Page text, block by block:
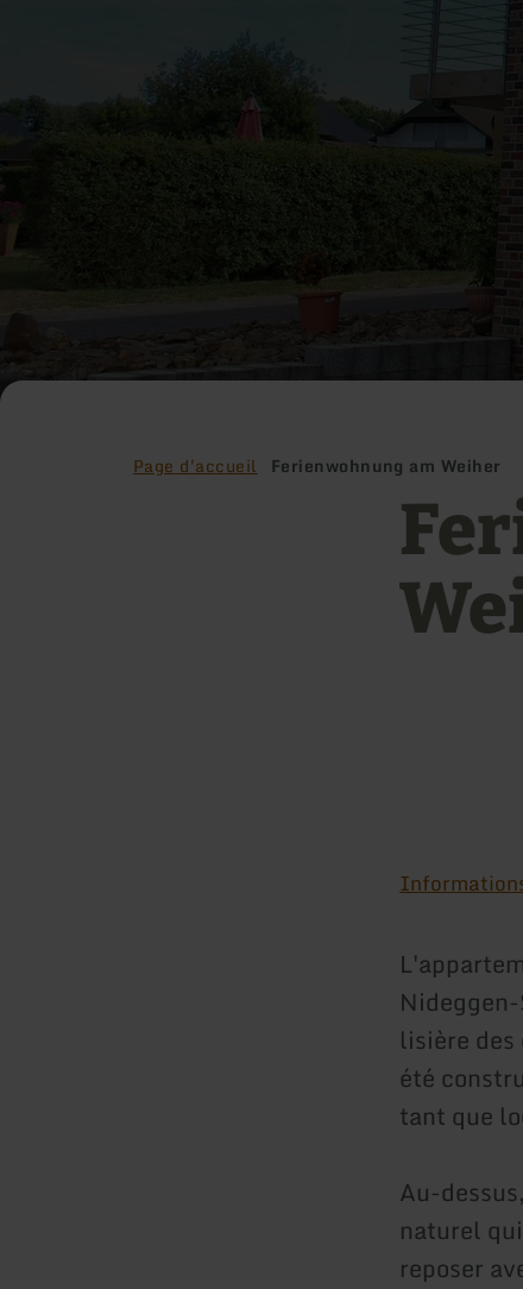
Page d'accueil Ferienwohnung am Weiher
lisière
été
tant que
Au-
naturel
reposer